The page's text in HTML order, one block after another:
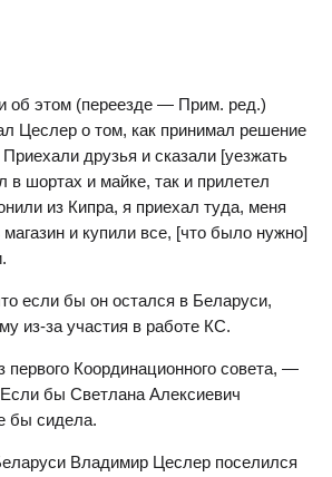
этом (переезде — Прим. ред.)
Цеслер о том, как принимал решение
друзья и сказали [уезжать
в шортах и майке, так и прилетел
из Кипра, я приехал туда, меня
и купили все, [что было нужно]
если бы он остался в Беларуси,
из-за участия в работе КС.
Координационного совета, —
бы Светлана Алексиевич
бы сидела.
Владимир Цеслер поселился